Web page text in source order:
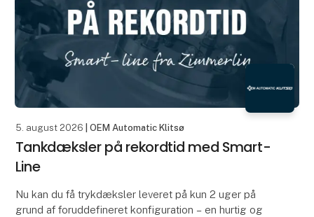
5. august 2026 | OEM Automatic Klitsø
Tankdæksler på rekordtid med Smart-
Line
Nu kan du få trykdæksler leveret på kun 2 uger på
grund af foruddefineret konfiguration – en hurtig og